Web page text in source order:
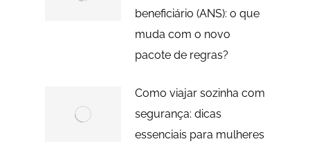
beneficiário (ANS): o que
muda com o novo
pacote de regras?
Como viajar sozinha com
segurança: dicas
essenciais para mulheres